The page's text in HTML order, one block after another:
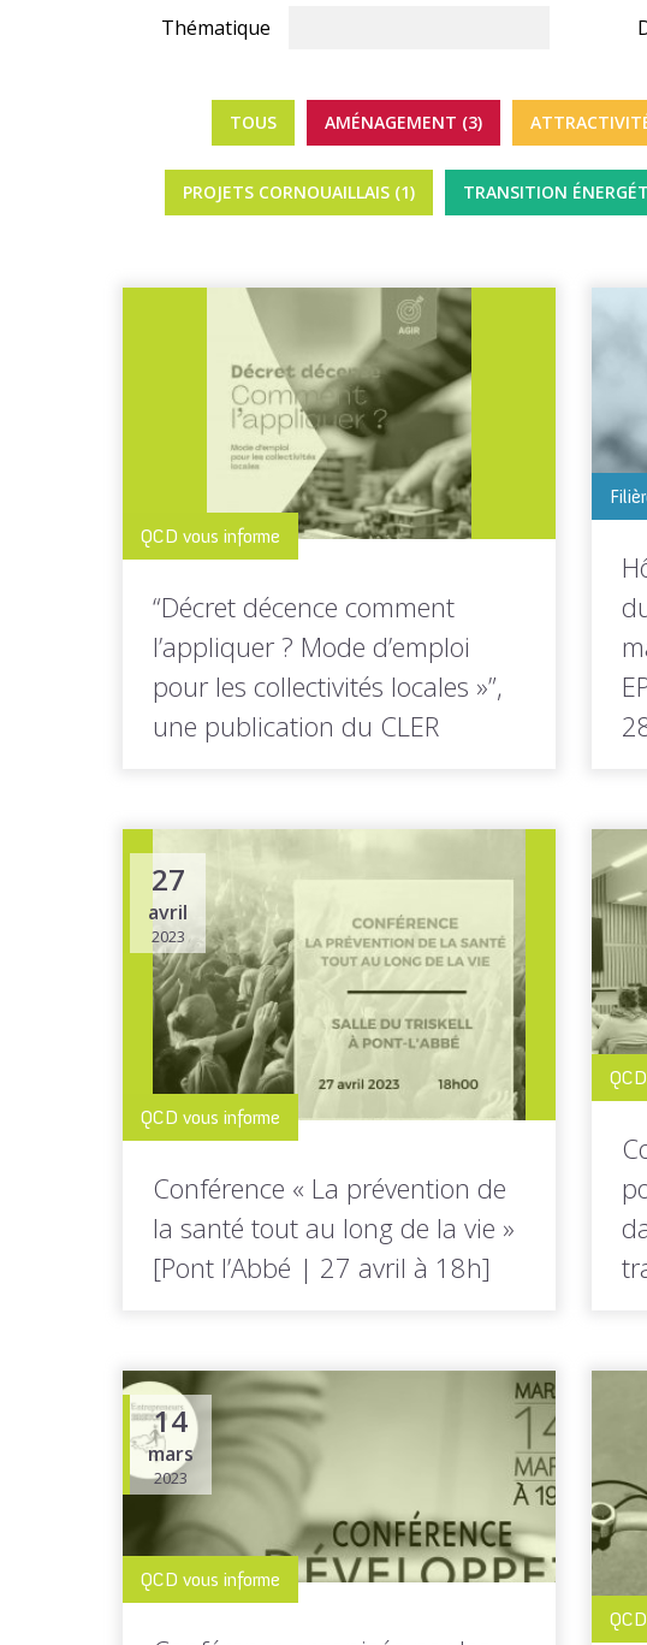
Thématique
TOUS AMÉNAGEMENT (3)
PROJETS CORNOUAILLAIS (1) TRANSITION
QCD vous informe
“Décret décence comment
l’appliquer ? Mode d’emploi
pour les collectivités locales »”,
une publication du CLER
association...
Toutes les actus de cette
rubrique
LIRE LA
27
avril
2023
QCD vous informe
Conférence « La prévention de
la santé tout au long de la vie »
[Pont l’Abbé | 27 avril à 18h]
local de santé portée...
Toutes les actus de cette
rubrique
SUITE
14
mars
2023
QCD vous informe